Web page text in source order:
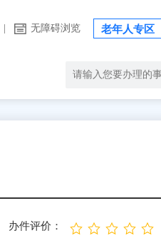
无障碍浏览 老年人专区
办件评价：